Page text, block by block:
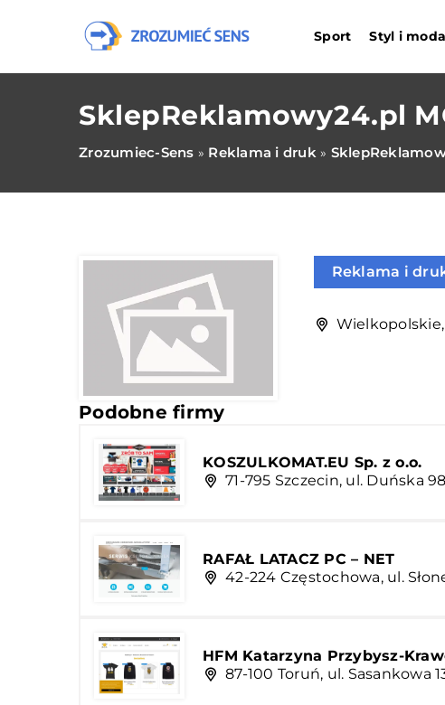
Sport Styl i moda
SklepReklamowy24.pl
Zrozumiec-Sens » Reklama i druk»
Reklama i
Wielkopolskie,
Podobne firmy
KOSZULKOMAT.EU Sp. z o.o.
71-795 Szczecin, ul. Duńska
RAFAŁ LATACZ PC – NET
42-224 Częstochowa, ul.
HFM Katarzyna Przybysz-
87-100 Toruń, ul. Sasankowa